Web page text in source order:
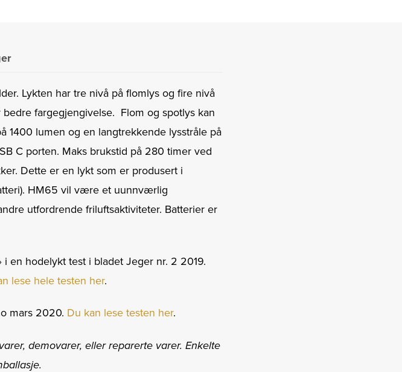
Lykten har tre nivå på flomlys og fire nivå
fargegjengivelse. Flom og spotlys kan
1400 lumen og en langtrekkende lysstråle på
C porten. Maks brukstid på 280 timer ved
Dette er en lykt som er produsert i
HM65 vil være et uunnværlig
utfordrende friluftsaktiviteter. Batterier er
en hodelykt test i bladet Jeger nr. 2 2019.
lese hele testen her.
mars 2020. Du kan lese testen her.
demovarer, eller reparerte varer. Enkelte